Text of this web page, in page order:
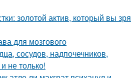
золотой актив, который вы зря
для мозгового
сосудов, надпочечников,
не только!